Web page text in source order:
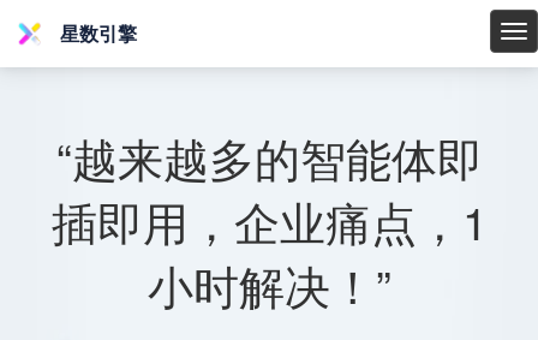
星
星数引擎
“越来越多的智能体即
插即用，企业痛点，1
小时解决！”